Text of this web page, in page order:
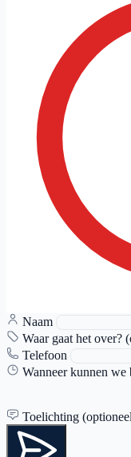
Naam
Waar gaat het over?
Telefoon
Wanneer kunnen we
Toelichting